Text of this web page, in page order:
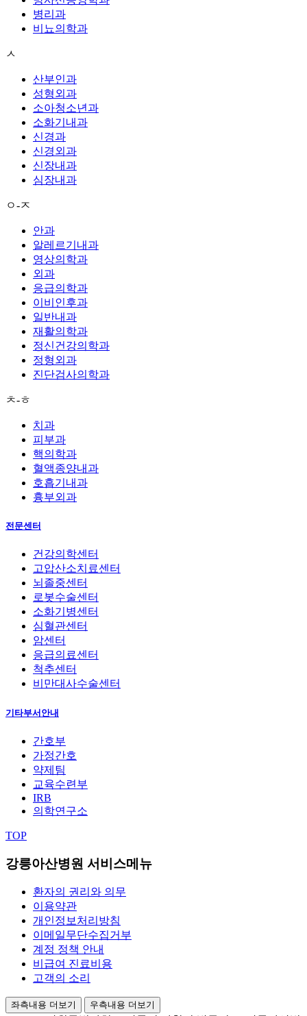
병리과
비뇨의학과
ㅅ
산부인과
성형외과
소아청소년과
소화기내과
신경과
신경외과
신장내과
심장내과
ㅇ-ㅈ
안과
알레르기내과
영상의학과
외과
응급의학과
이비인후과
일반내과
재활의학과
정신건강의학과
정형외과
진단검사의학과
ㅊ-ㅎ
치과
피부과
핵의학과
혈액종양내과
호흡기내과
흉부외과
전문센터
건강의학센터
고압산소치료센터
뇌졸중센터
로봇수술센터
소화기병센터
심혈관센터
암센터
응급의료센터
척추센터
비만대사수술센터
기타부서안내
간호부
가정간호
약제팀
교육수련부
IRB
의학연구소
TOP
강릉아산병원 서비스메뉴
환자의 권리와 의무
이용약관
개인정보처리방침
이메일무단수집거부
계정 정책 안내
비급여 진료비용
고객의 소리
좌측내용 더보기 우측내용 더보기